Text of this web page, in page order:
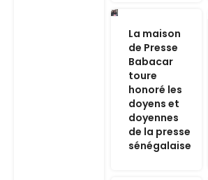
La maison
de Presse
Babacar
toure
honoré les
doyens et
doyennes
de la presse
sénégalaise